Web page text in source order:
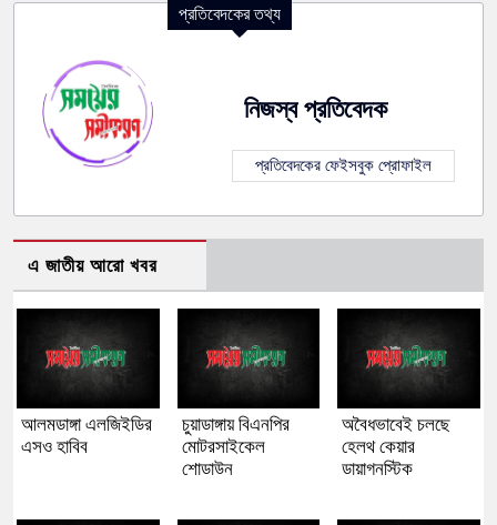
প্রতিবেদকের তথ্য
নিজস্ব প্রতিবেদক
প্রতিবেদকের ফেইসবুক প্রোফাইল
এ জাতীয় আরো খবর
আলমডাঙ্গা এলজিইডির
এসও হাবিব
চুয়াডাঙ্গায় বিএনপির
মোটরসাইকেল
শোডাউন
অবৈধভাবেই চলছে
হেলথ কেয়ার
ডায়াগনস্টিক